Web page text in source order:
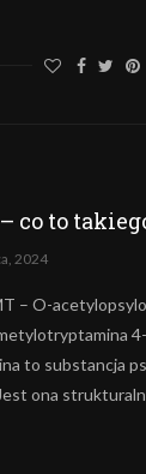
co to
2024
– O-
to substancja
ona